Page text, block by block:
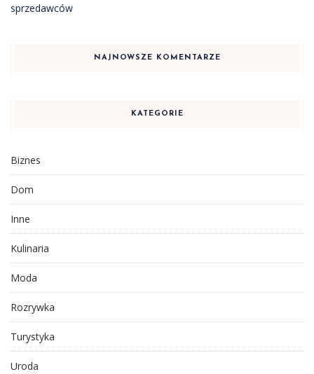
sprzedawców
NAJNOWSZE KOMENTARZE
KATEGORIE
Biznes
Dom
Inne
Kulinaria
Moda
Rozrywka
Turystyka
Uroda